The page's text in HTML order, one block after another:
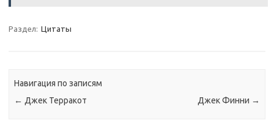
Раздел: Цитаты
Навигация по записям
← Джек Терракот Джек Финни →